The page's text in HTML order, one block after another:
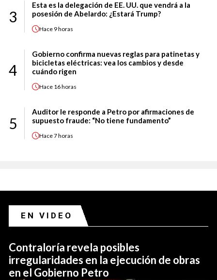
3
Esta es la delegación de EE. UU. que vendrá a la
posesión de Abelardo: ¿Estará Trump?
Hace 9 horas
4
Gobierno confirma nuevas reglas para patinetas y
bicicletas eléctricas: vea los cambios y desde
cuándo rigen
Hace 16 horas
5
Auditor le responde a Petro por afirmaciones de
supuesto fraude: “No tiene fundamento”
Hace7 horas
EN VIDEO
Contraloría revela posibles
irregularidades en la ejecución de obras
en el Gobierno Petro